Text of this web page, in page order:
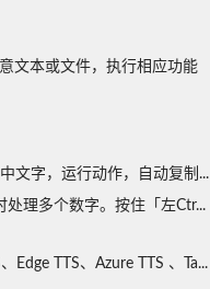
文本或文件，执行相应功能
文字，运行动作，自动复制...
理多个数字。按住「左Ctr...
Edge TTS、Azure TTS 、Ta...